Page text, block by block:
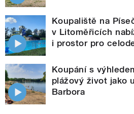
Koupaliště na
v Litoměřicích
i prostor pro
Koupání s
plážový život jako
Barbora